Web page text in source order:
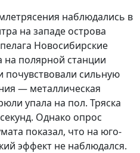
наблюдались в
на западе острова
Новосибирские
на полярной станции
почувствовали сильную
— металлическая
упала на пол. Тряска
Однако опрос
показал, что на юго-
эффект не наблюдался.